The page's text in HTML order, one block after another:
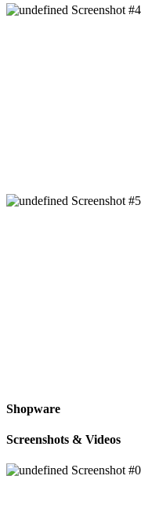
Shopware
Screenshots & Videos